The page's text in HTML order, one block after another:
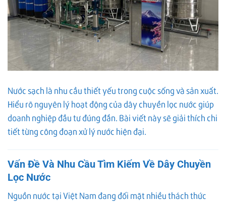
Nước sạch là nhu cầu thiết yếu trong cuộc sống và sản xuất.
Hiểu rõ nguyên lý hoạt động của dây chuyền lọc nước giúp
doanh nghiệp đầu tư đúng đắn. Bài viết này sẽ giải thích chi
tiết từng công đoạn xử lý nước hiện đại.
Vấn Đề Và Nhu Cầu Tìm Kiếm Về Dây Chuyền
Lọc Nước
Nguồn nước tại Việt Nam đang đối mặt nhiều thách thức